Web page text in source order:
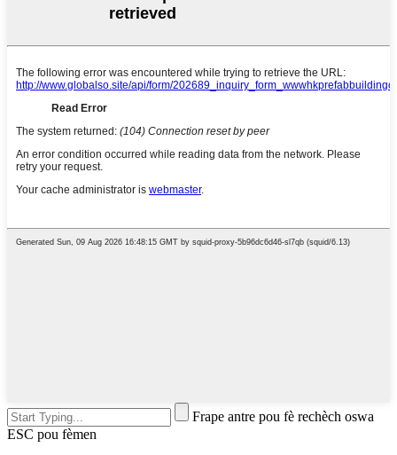
Frape antre pou fè rechèch oswa
ESC pou fèmen